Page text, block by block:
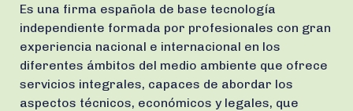
Es una firma española de base tecnología
independiente formada por profesionales con gran
experiencia nacional e internacional en los
diferentes ámbitos del medio ambiente que ofrece
servicios integrales, capaces de abordar los
aspectos técnicos, económicos y legales, que